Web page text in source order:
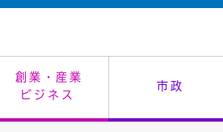
創業・産業
ビジネス
市政